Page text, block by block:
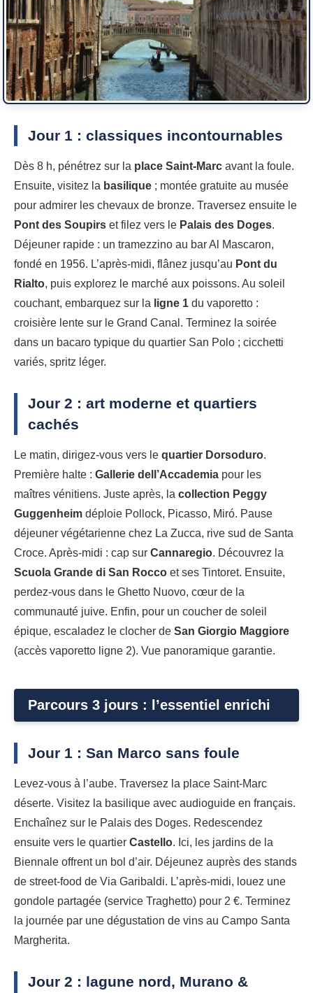
Jour 1 : classiques incontournables
Dès 8 h, pénétrez sur la place Saint-Marc avant la foule.
Ensuite, visitez la basilique ; montée gratuite au musée
pour admirer les chevaux de bronze. Traversez ensuite le
Pont des Soupirs et filez vers le Palais des Doges.
Déjeuner rapide : un tramezzino au bar Al Mascaron,
fondé en 1956. L’après-midi, flânez jusqu’au Pont du
Rialto, puis explorez le marché aux poissons. Au soleil
couchant, embarquez sur la ligne 1 du vaporetto :
croisière lente sur le Grand Canal. Terminez la soirée
dans un bacaro typique du quartier San Polo ; cicchetti
variés, spritz léger.
Jour 2 : art moderne et quartiers
cachés
Le matin, dirigez-vous vers le quartier Dorsoduro.
Première halte : Gallerie dell’Accademia pour les
maîtres vénitiens. Juste après, la collection Peggy
Guggenheim déploie Pollock, Picasso, Miró. Pause
déjeuner végétarienne chez La Zucca, rive sud de Santa
Croce. Après-midi : cap sur Cannaregio. Découvrez la
Scuola Grande di San Rocco et ses Tintoret. Ensuite,
perdez-vous dans le Ghetto Nuovo, cœur de la
communauté juive. Enfin, pour un coucher de soleil
épique, escaladez le clocher de San Giorgio Maggiore
(accès vaporetto ligne 2). Vue panoramique garantie.
Parcours 3 jours : l’essentiel enrichi
Jour 1 : San Marco sans foule
Levez-vous à l’aube. Traversez la place Saint-Marc
déserte. Visitez la basilique avec audioguide en français.
Enchaînez sur le Palais des Doges. Redescendez
ensuite vers le quartier Castello. Ici, les jardins de la
Biennale offrent un bol d’air. Déjeunez auprès des stands
de street-food de Via Garibaldi. L’après-midi, louez une
gondole partagée (service Traghetto) pour 2 €. Terminez
la journée par une dégustation de vins au Campo Santa
Margherita.
Jour 2 : lagune nord, Murano &